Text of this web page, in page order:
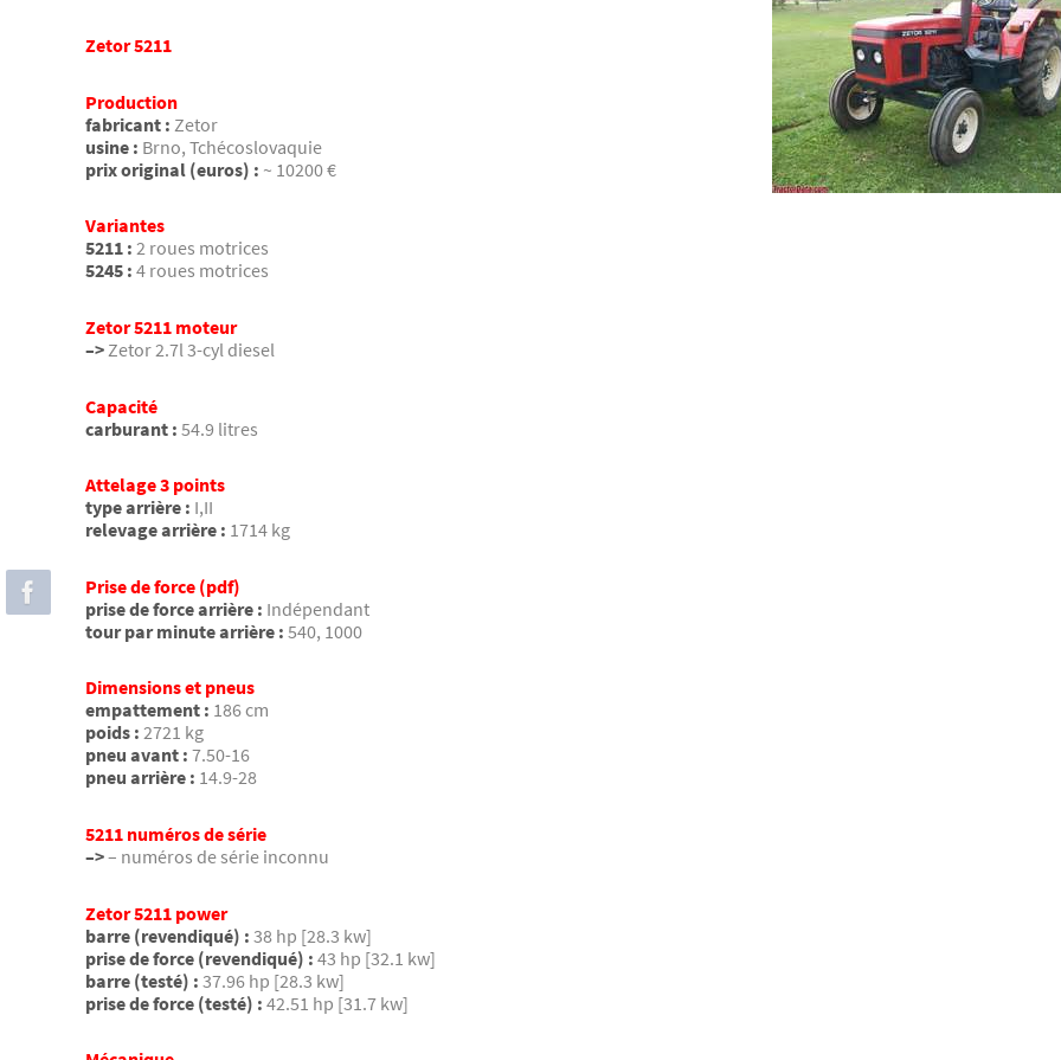
Zetor 5211
Production
fabricant : Zetor
usine : Brno, Tchécoslovaquie
prix original (euros) : ~ 10200 €
Variantes
5211 : 2 roues motrices
5245 : 4 roues motrices
Zetor 5211 moteur
–> Zetor 2.7l 3-cyl diesel
Capacité
carburant : 54.9 litres
Attelage 3 points
type arrière : I,II
relevage arrière : 1714 kg
Prise de force (pdf)
prise de force arrière : Indépendant
tour par minute arrière : 540, 1000
Dimensions et pneus
empattement : 186 cm
poids : 2721 kg
pneu avant : 7.50-16
pneu arrière : 14.9-28
5211 numéros de série
–>– numéros de série inconnu
Zetor 5211 power
barre (revendiqué) : 38 hp [28.3 kw]
prise de force (revendiqué) : 43 hp [32.1 kw]
barre (testé) : 37.96 hp [28.3 kw]
prise de force (testé) : 42.51 hp [31.7 kw]